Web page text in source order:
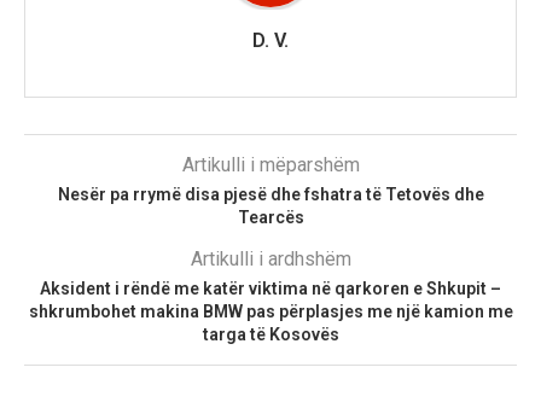
D. V.
Artikulli i mëparshëm
Nesër pa rrymë disa pjesë dhe fshatra të Tetovës dhe
Tearcës
Artikulli i ardhshëm
Aksident i rëndë me katër viktima në qarkoren e Shkupit –
shkrumbohet makina BMW pas përplasjes me një kamion me
targa të Kosovës